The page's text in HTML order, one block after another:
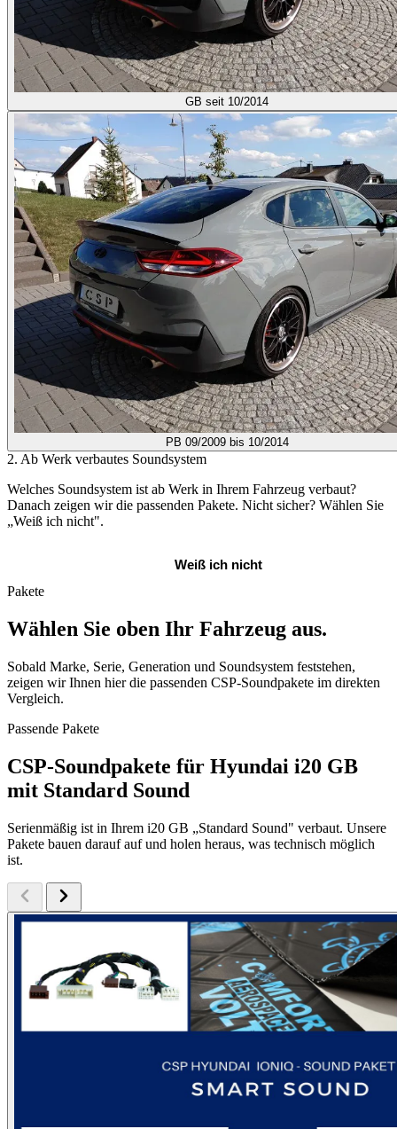
GB seit 10/2014
PB 09/2009 bis 10/2014
2. Ab Werk verbautes Soundsystem
Welches Soundsystem ist ab Werk in Ihrem Fahrzeug verbaut?
Danach zeigen wir die passenden Pakete. Nicht sicher? Wählen Sie
„Weiß ich nicht".
Weiß ich nicht
Pakete
Wählen Sie oben Ihr Fahrzeug aus.
Sobald Marke, Serie, Generation und Soundsystem feststehen,
zeigen wir Ihnen hier die passenden CSP-Soundpakete im direkten
Vergleich.
Passende Pakete
CSP-Soundpakete für Hyundai i20 GB
mit Standard Sound
Serienmäßig ist in Ihrem i20 GB „Standard Sound" verbaut. Unsere
Pakete bauen darauf auf und holen heraus, was technisch möglich
ist.